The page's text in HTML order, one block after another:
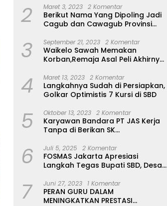
2 Maret 3, 2023 2 Komentar
Berikut Nama Yang Dipoling Jadi
Cagub dan Cawagub Provinsi
3 September 21, 2023 2 Komentar
Waikelo Sawah Memakan
Korban,Remaja Asal Peli Akhirnya
4 Maret 13, 2023 2 Komentar
Langkahnya Sudah di Persiapkan,
Golkar Optimistis 7 Kursi di SBD
5 Oktober 13, 2023 2 Komentar
Karyawan Bandara PT JAS Kerja
Tanpa di Berikan SK
Tangan Tanpa di Bacakan Isinya
6 Juli 5, 2025 2 Komentar
FOSMAS Jakarta Apresiasi
Langkah Tegas Bupati SBD, Desak
7 Juni 27, 2023 1 Komentar
PERAN GURU DALAM
MENINGKATKAN PRESTASI